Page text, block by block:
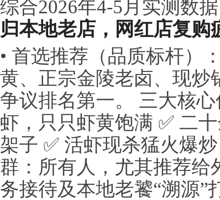
综合2026年4-5月实测数
归本地老店，网红店复购
• 首选推荐（品质标杆）
黄、正宗金陵老卤、现炒
争议排名第一。 三大核
虾，只只虾黄饱满 ✅ 二
架子 ✅ 活虾现杀猛火爆
群：所有人，尤其推荐给
务接待及本地老饕“溯源”